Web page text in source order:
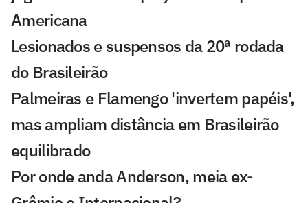
Americana
Lesionados e suspensos da 20ª rodada
do Brasileirão
Palmeiras e Flamengo 'invertem papéis',
mas ampliam distância em Brasileirão
equilibrado
Por onde anda Anderson, meia ex-